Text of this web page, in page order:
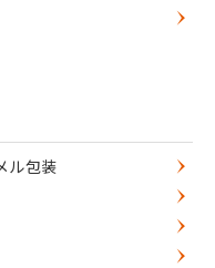
ル包装